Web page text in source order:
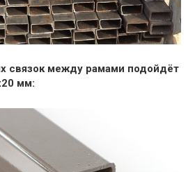
связок между рамами подойдёт
мм: